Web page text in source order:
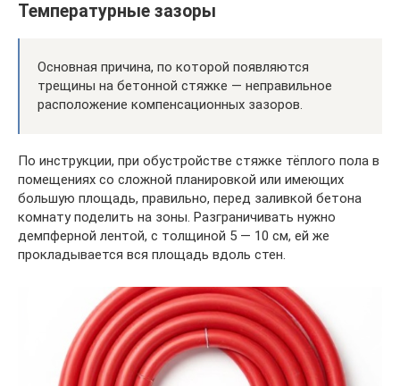
Температурные зазоры
Основная причина, по которой появляются
трещины на бетонной стяжке — неправильное
расположение компенсационных зазоров.
По инструкции, при обустройстве стяжке тёплого пола в
помещениях со сложной планировкой или имеющих
большую площадь, правильно, перед заливкой бетона
комнату поделить на зоны. Разграничивать нужно
демпферной лентой, с толщиной 5 — 10 см, ей же
прокладывается вся площадь вдоль стен.